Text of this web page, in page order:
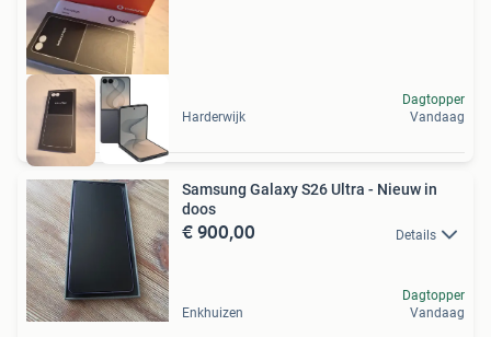
Harderwijk
Dagtopper
Vandaag
Samsung Galaxy S26 Ultra - Nieuw in
doos
€ 900,00 Details
Enkhuizen
Dagtopper
Vandaag